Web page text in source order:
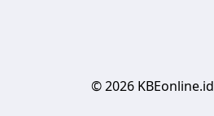
© 2026 KBEonline.id